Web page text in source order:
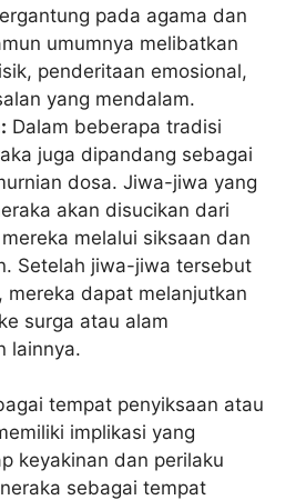
pada agama dan
umumnya melibatkan
penderitaan emosional,
yang mendalam.
Dalam beberapa tradisi
juga dipandang sebagai
dosa. Jiwa-jiwa yang
akan disucikan dari
melalui siksaan dan
Setelah jiwa-jiwa tersebut
mereka dapat melanjutkan
surga atau alam
lainnya.
tempat penyiksaan atau
implikasi yang
keyakinan dan perilaku
sebagai tempat